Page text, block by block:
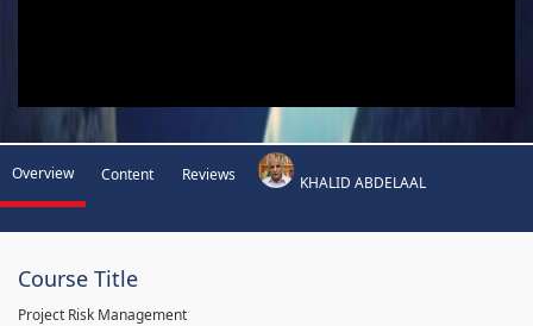
Overview Content Reviews KHALID ABDELAAL
Course Title
Project Risk Management